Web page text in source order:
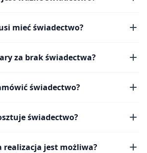
mieć świadectwo?
za brak świadectwa?
świadectwo?
świadectwo?
realizacja jest możliwa?